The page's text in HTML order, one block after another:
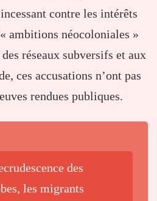
contre les intérêts
ambitions néocoloniales »
réseaux subversifs et aux
ces accusations n’ont pas
rendues publiques.
des
les migrants